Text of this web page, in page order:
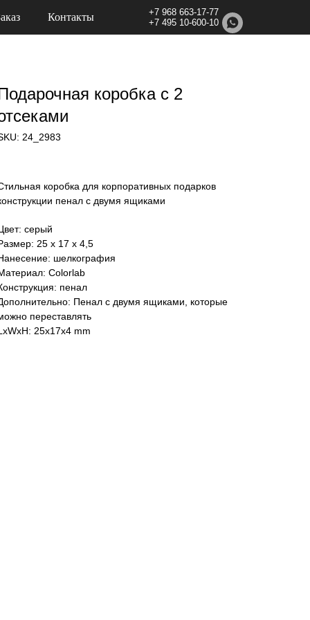
Контакты
+7 968 663-17-77
+7 495 10-600-10
коробка с 2
24_2983
коробка для корпоративных подарков
пенал с двумя ящиками
серый
25 х 17 х 4,5
шелкография
Colorlab
пенал
Пенал с двумя ящиками, которые
переставлять
25x17x4 mm